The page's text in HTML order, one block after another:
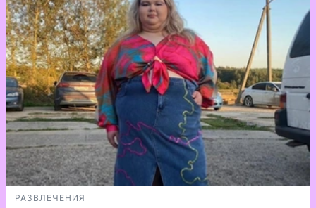
РАЗВЛЕЧЕНИЯ